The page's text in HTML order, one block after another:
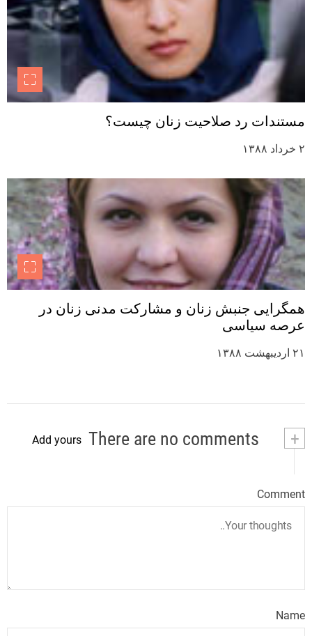
مستندات رد صلاحیت زنان چیست؟
۲ خرداد ۱۳۸۸
همگرایی جنبش زنان و مشارکت مدنی زنان در
عرصه سیاسی
۲۱ اردیبهشت ۱۳۸۸
+
Add yours
Comment
Name